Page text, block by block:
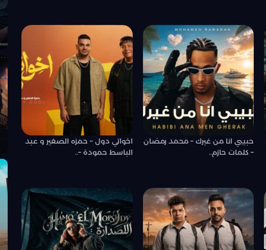
حبيبي انا من غيرك – محمد رمضان
– كلمات حازم..
اخواتي دول – حمزه الصغير و عبد
الباسط حمودة –..